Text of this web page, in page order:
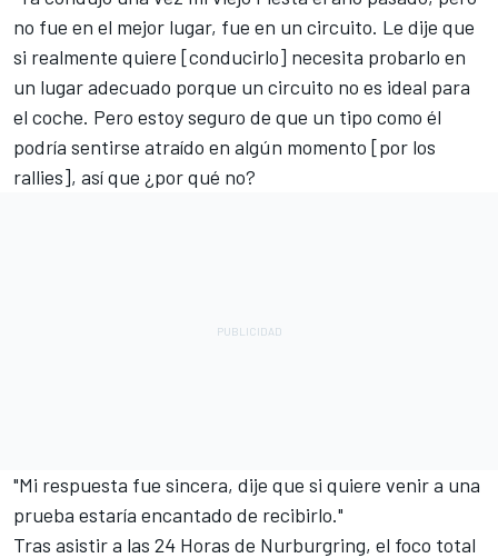
no fue en el mejor lugar, fue en un circuito. Le dije que
si realmente quiere [conducirlo] necesita probarlo en
un lugar adecuado porque un circuito no es ideal para
el coche. Pero estoy seguro de que un tipo como él
podría sentirse atraído en algún momento [por los
rallies], así que ¿por qué no?
"Mi respuesta fue sincera, dije que si quiere venir a una
prueba estaría encantado de recibirlo."
Tras asistir a las 24 Horas de Nurburgring, el foco total